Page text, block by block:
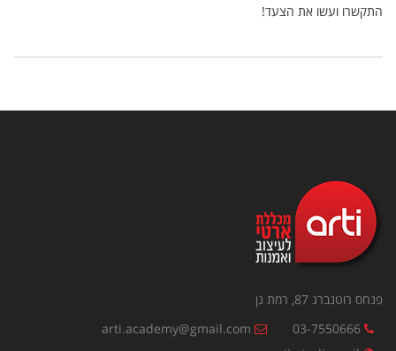
התקשרו ועשו את הצעד!
פנחס רוטנברג 87, רמת גן
03-7550666
arti.academy@gmail.com